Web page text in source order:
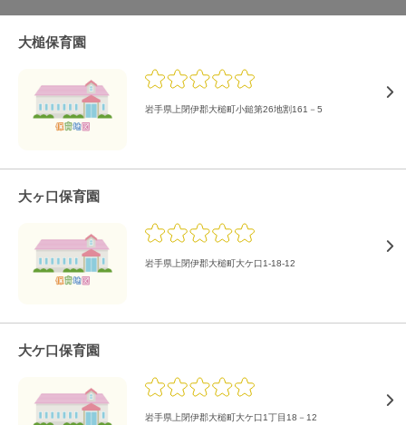
大槌保育園
岩手県上閉伊郡大槌町小鎚第26地割161－5
大ヶ口保育園
岩手県上閉伊郡大槌町大ケ口1-18-12
大ケ口保育園
岩手県上閉伊郡大槌町大ケ口1丁目18－12